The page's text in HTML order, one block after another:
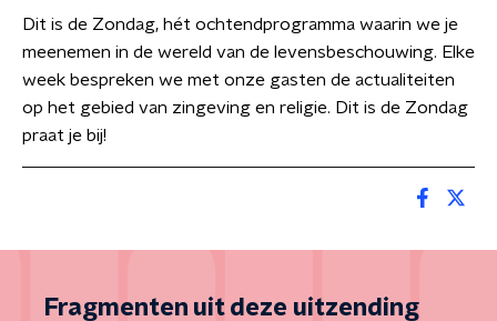
Dit is de Zondag, hét ochtendprogramma waarin we je
meenemen in de wereld van de levensbeschouwing. Elke
week bespreken we met onze gasten de actualiteiten
op het gebied van zingeving en religie. Dit is de Zondag
praat je bij!
Fragmenten uit deze uitzending